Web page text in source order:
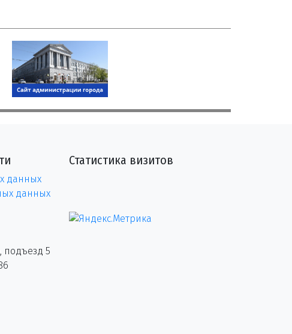
данных
данных
подъезд 5
Статистика визитов